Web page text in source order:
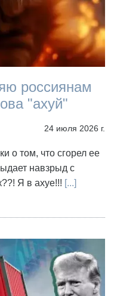
россиянам
"ахуй"
24 июля 2026 г.
о том, что сгорел ее
навзрыд с
Я в ахуе!!! [...]